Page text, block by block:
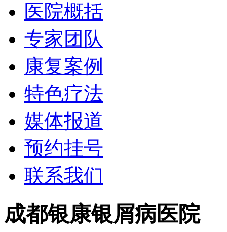
医院概括
专家团队
康复案例
特色疗法
媒体报道
预约挂号
联系我们
成都银康银屑病医院